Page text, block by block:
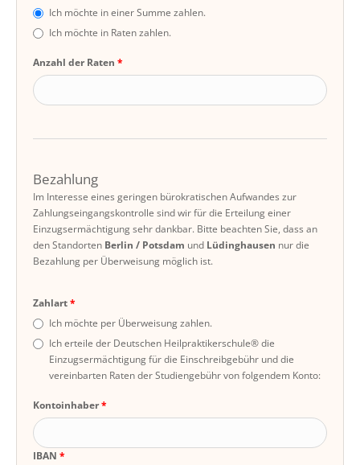
Ich möchte in einer Summe zahlen.
Ich möchte in Raten zahlen.
Anzahl der Raten
Bezahlung
Im Interesse eines geringen bürokratischen Aufwandes zur
Zahlungseingangskontrolle sind wir für die Erteilung einer
Einzugsermächtigung sehr dankbar. Bitte beachten Sie, dass an
den Standorten Berlin / Potsdam und Lüdinghausen nur die
Bezahlung per Überweisung möglich ist.
Zahlart
Ich möchte per Überweisung zahlen.
Ich erteile der Deutschen Heilpraktikerschule® die
Einzugsermächtigung für die Einschreibgebühr und die
vereinbarten Raten der Studiengebühr von folgendem Konto:
Kontoinhaber
IBAN